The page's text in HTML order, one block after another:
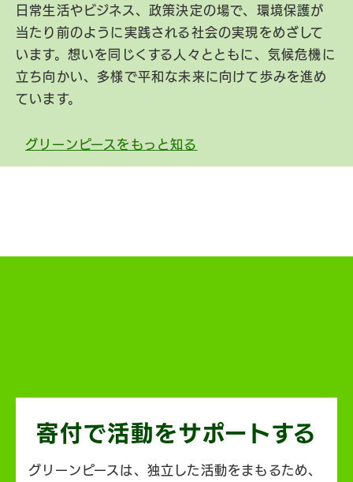
日常生活やビジネス、政策決定の場で、環境保護が
当たり前のように実践される社会の実現をめざして
います。想いを同じくする人々とともに、気候危機に
立ち向かい、多様で平和な未来に向けて歩みを進め
ています。
グリーンピースをもっと知る
寄付で活動をサポートする
グリーンピースは、独立した活動をまもるため、